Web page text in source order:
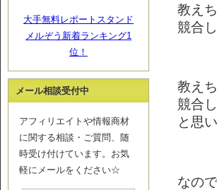
教え
競合
教え
競合
と思
なの
大手無料レポートスタンド
メルぞう新着ランキング1
位！
メール相談受付中
アフィリエイトや情報商材
に関する相談・ご質問、随
時受け付けています。お気
軽にメールをください☆